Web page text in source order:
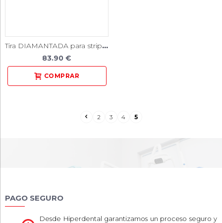
Tira DIAMANTADA para stripping / grano Superfino / 10 unidades
83.90 €
2 3 4 5
PAGO SEGURO
Desde Hiperdental garantizamos un proceso seguro y